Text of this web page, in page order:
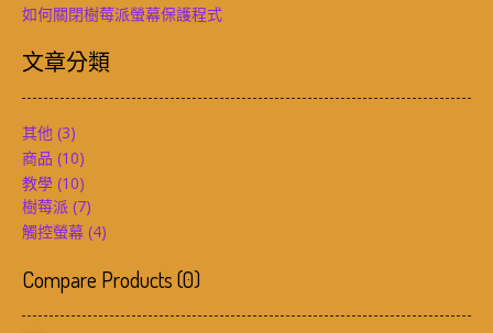
如何關閉樹莓派螢幕保護程式
文章分類
其他 (3)
商品 (10)
教學 (10)
樹莓派 (7)
觸控螢幕 (4)
Compare Products(0)